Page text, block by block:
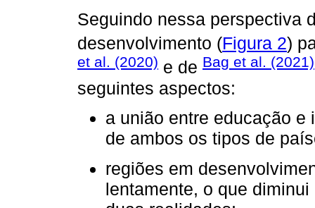
Seguindo nessa perspectiva
desenvolvimento (Figura 2)
et al. (2020) e de Bag et al. (2021)
seguintes aspectos:
a união entre educação e
de ambos os tipos de
regiões em
lentamente, o que